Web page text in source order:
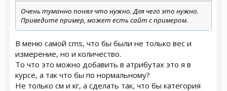
Очень туманно понял что нужно. Для чего это нужно.
Приведите пример, может есть сайт с примером.
В меню самой cms, что бы были не только вес и
измерение, но и количество.
То что это можно добавить в атрибутах это я в
курсе, а так что бы по нормальному?
Не только см и кг, а сделать так, что бы категория